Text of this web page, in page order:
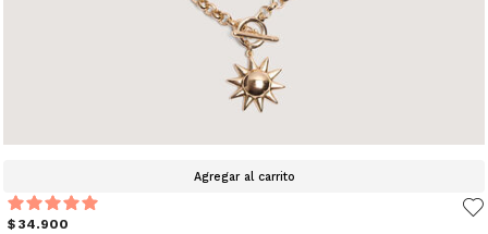
Agregar al carrito
$ 34.900